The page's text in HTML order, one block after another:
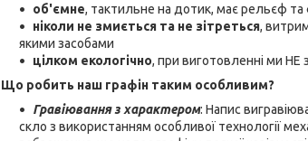
об'ємне, тактильне на дотик, має рельєф та
ніколи не змиється та не зітреться,
якими засобами
цілком екологічно, при виготовленні ми НЕ
Що робить наш графін таким особливим?
Гравіювання з характером: Напис
скло з використанням особливої технології